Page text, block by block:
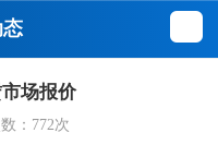
场报价
： 772次